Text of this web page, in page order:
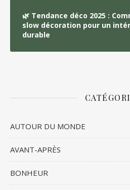
🌿 Tendance déco 2025 :
slow décoration pour un
durable
AUTOUR DU MONDE
AVANT-APRÈS
BONHEUR